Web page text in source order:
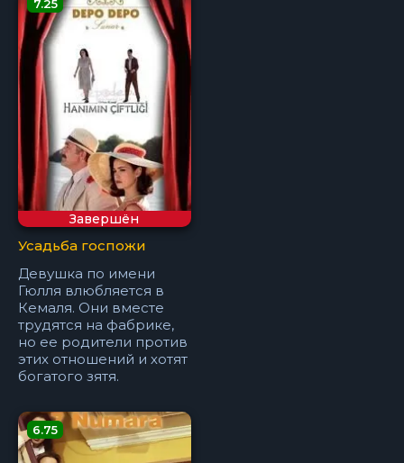
Завершён
7.25
Усадьба госпожи
Девушка по имени
Гюлля влюбляется в
Кемаля. Они вместе
трудятся на фабрике,
но ее родители против
этих отношений и хотят
богатого зятя.
6.75